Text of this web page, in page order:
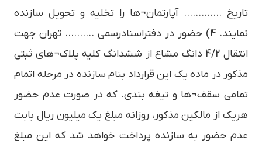
تاریخ …….…… آپارتمان¬ها را تخلیه و تحویل سازنده
نمایند. 4) حضور در دفتراسنادرسمی ………. تهران جهت
انتقال 4/2 دانگ مشاع از ششدانگ کلیه پلاک¬های ثبتی
مذکور در ماده یک این قرارداد بنام سازنده در مرحله اتمام
تمامی سقف¬ها و تیغه بندی. که در صورت عدم حضور
هریک از مالکین مذکور، روزانه مبلغ یک میلیون ریال بابت
عدم حضور به سازنده پرداخت خواهد شد که این مبلغ